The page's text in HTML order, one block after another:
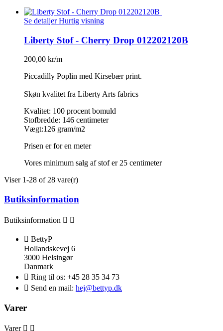
Se detaljerHurtig visning
Liberty Stof - Cherry Drop 012202120B
200,00 kr/m
Piccadilly Poplin med Kirsebær print.
Skøn kvalitet fra Liberty Arts fabrics
Kvalitet: 100 procent bomuld
Stofbredde: 146 centimeter
Vægt:126 gram/m2
Prisen er for en meter
Vores minimum salg af stof er 25 centimeter
Viser 1-28 of 28 vare(r)
Butiksinformation
Butiksinformation  
 BettyP
Hollandskevej 6
3000 Helsingør
Danmark
 Ring til os: +45 28 35 34 73
 Send en mail: hej@bettyp.dk
Varer
Varer  